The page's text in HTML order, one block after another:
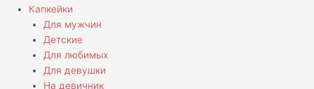
Капкейки
Для мужчин
Детские
Для любимых
Для девушки
На девичник